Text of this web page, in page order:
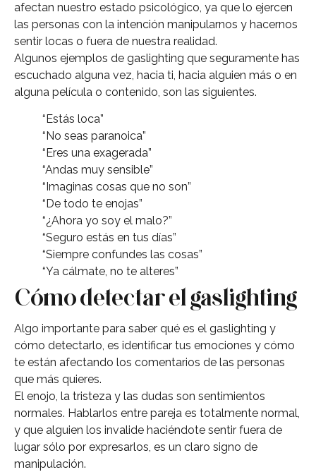
afectan nuestro estado psicológico, ya que lo ejercen
las personas con la intención manipularnos y hacernos
sentir locas o fuera de nuestra realidad.
Algunos ejemplos de gaslighting que seguramente has
escuchado alguna vez, hacia ti, hacia alguien más o en
alguna película o contenido, son las siguientes.
“Estás loca”
“No seas paranoica”
“Eres una exagerada”
“Andas muy sensible”
“Imaginas cosas que no son”
“De todo te enojas”
“¿Ahora yo soy el malo?”
“Seguro estás en tus días”
“Siempre confundes las cosas”
“Ya cálmate, no te alteres”
Cómo detectar el gaslighting
Algo importante para saber qué es el gaslighting y
cómo detectarlo, es identificar tus emociones y cómo
te están afectando los comentarios de las personas
que más quieres.
El enojo, la tristeza y las dudas son sentimientos
normales. Hablarlos entre pareja es totalmente normal,
y que alguien los invalide haciéndote sentir fuera de
lugar sólo por expresarlos, es un claro signo de
manipulación.